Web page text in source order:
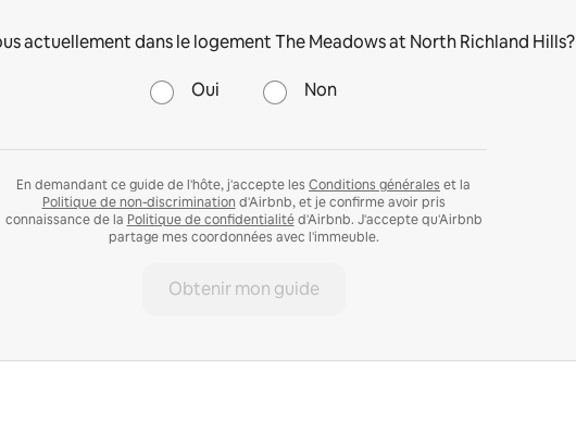
actuellement dans le logement The Meadows at North Richland Hills?
Oui Non
En demandant ce guide de l'hôte, j'accepte les Conditions générales et la
Politique de non-discrimination d'Airbnb, et je confirme avoir pris
connaissance de la Politique de confidentialitéd'Airbnb. J'accepte qu'Airbnb
partage mes coordonnées avec l'immeuble.
Obtenir mon guide